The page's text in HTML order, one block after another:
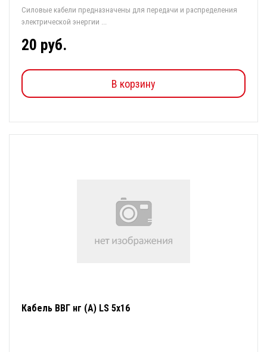
Силовые кабели предназначены для передачи и распределения
электрической энергии ...
20 руб.
В корзину
Кабель ВВГ нг (А) LS 5х16